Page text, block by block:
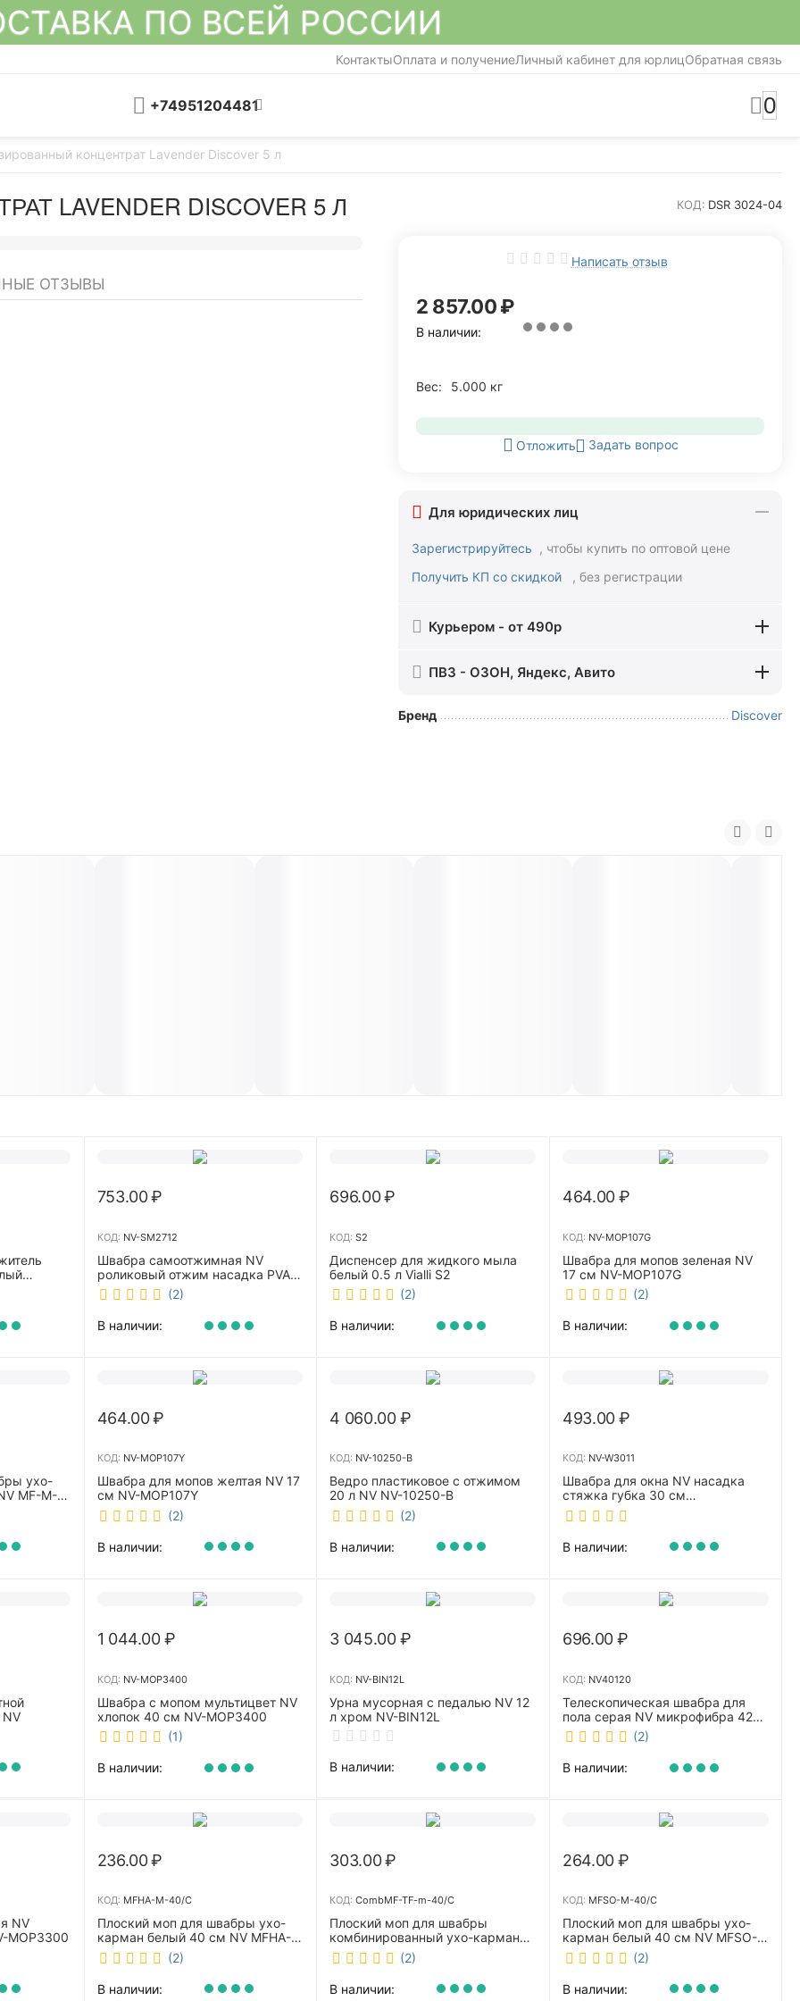
ПО ВСЕЙ РОССИИ
КонтактыОплата и получениеЛичный кабинет для юрлицОбратная связь
+74951204481 0
концентрат Lavender Discover 5 л
LAVENDER DISCOVER 5 Л КОД: DSR 3024-04
Написать отзыв
2 857.00₽
В наличии:
Вес: 5.000 кг
Отложить Задать вопрос
Для юридических лиц
Зарегистрируйтесь , чтобы купить по оптовой цене
Получить КП со скидкой
, без регистрации
Курьером - от 490р
ПВЗ - ОЗОН, Яндекс, Авито
Бренд Discover
ОТЗЫВЫ
753.00₽
КОД: NV-SM2712
Швабра самоотжимная NV
роликовый отжим насадка PVA
27 см телескопическая рукоятка
70-125 см NV-SM2712
(2)
В наличии:
696.00₽
КОД: S2
Диспенсер для жидкого мыла
белый 0.5 л Vialli S2
(2)
В наличии:
464.00₽
КОД: NV-MOP107G
Швабра для мопов зеленая NV
17 см NV-MOP107G
(2)
В наличии:
ухо-
MF-M-
464.00₽
КОД: NV-MOP107Y
Швабра для мопов желтая NV 17
см NV-MOP107Y
(2)
В наличии:
4 060.00 ₽
КОД: NV-10250-B
Ведро пластиковое с отжимом
20 л NV NV-10250-B
(2)
В наличии:
493.00₽
КОД: NV-W3011
Швабра для окна NV насадка
стяжка губка 30 см
телескопическая рукоятка 70-
110 см NV-W3011
В наличии:
1 044.00 ₽
КОД: NV-MOP3400
Швабра с мопом мультицвет NV
хлопок 40 см NV-MOP3400
(1)
В наличии:
3 045.00 ₽
КОД: NV-BIN12L
Урна мусорная с педалью NV 12
л хром NV-BIN12L
В наличии:
696.00₽
КОД: NV40120
Телескопическая швабра для
пола серая NV микрофибра 42
см NV40120(2)
В наличии:
NV
MOP3300
236.00₽
КОД: MFHA-M-40/C
Плоский моп для швабры ухо-
карман белый 40 см NV MFHA-
M-40/C
(2)
В наличии:
303.00₽
КОД: CombMF-TF-m-40/C
Плоский моп для швабры
комбинированный ухо-карман
бежевый 40 см NV CombMF-TF-
m-40/C
(2)
В наличии:
264.00₽
КОД: MFSO-M-40/C
Плоский моп для швабры ухо-
карман белый 40 см NV MFSO-
M-40/C
(2)
В наличии: